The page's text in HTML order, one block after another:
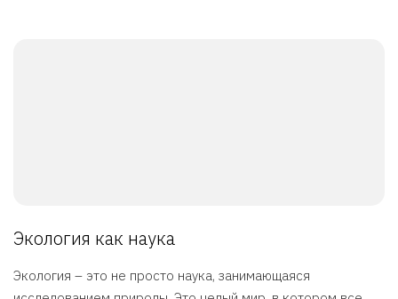
Экология как наука
Экология – это не просто наука, занимающаяся